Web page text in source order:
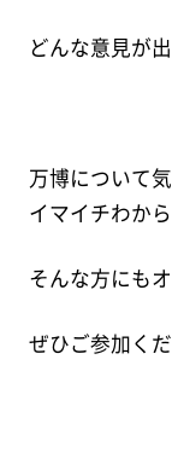
どんな意見が
万博について
イマイチわか
そんな方にも
ぜひご参加くだ